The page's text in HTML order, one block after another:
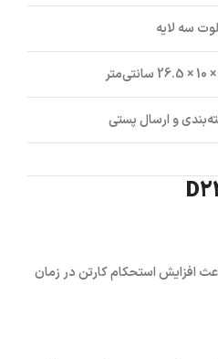
سه لایه
و ارسال پستی
افزایش استحکام کارتن در زمان